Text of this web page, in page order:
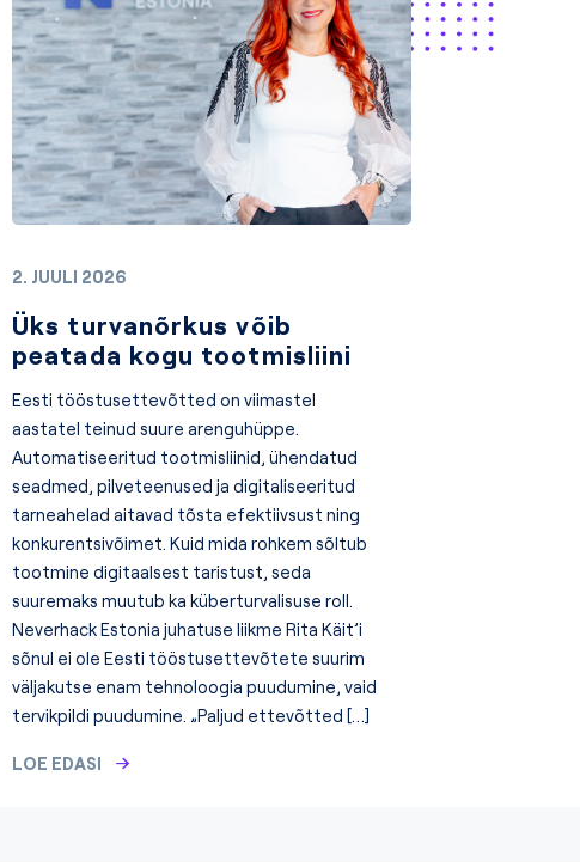
2. JUULI 2026
Üks turvanõrkus võib
peatada kogu tootmisliini
Eesti tööstusettevõtted on viimastel
aastatel teinud suure arenguhüppe.
Automatiseeritud tootmisliinid, ühendatud
seadmed, pilveteenused ja digitaliseeritud
tarneahelad aitavad tõsta efektiivsust ning
konkurentsivõimet. Kuid mida rohkem sõltub
tootmine digitaalsest taristust, seda
suuremaks muutub ka küberturvalisuse roll.
Neverhack Estonia juhatuse liikme Rita Käit’i
sõnul ei ole Eesti tööstusettevõtete suurim
väljakutse enam tehnoloogia puudumine, vaid
tervikpildi puudumine. „Paljud ettevõtted […]
LOE EDASI